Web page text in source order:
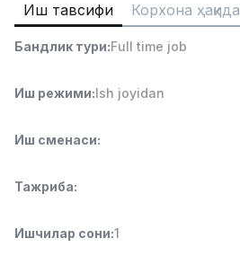
Омбор ёрдамчиси
4,280,000 sum/
Ish joyidan
Етказиб бериш
Full time job
Фаст фуд Ошпази
Иш тавсифи Корхона ҳақида
Бандлик тури:Full time job
Иш режими:Ish joyidan
Иш сменаси:
Тажриба:
Ишчилар сони:1